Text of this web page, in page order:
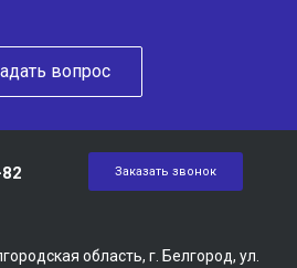
вопрос
Заказать звонок
область, г. Белгород, ул.